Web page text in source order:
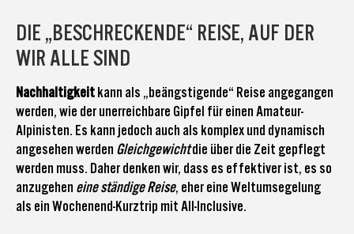
DIE „BESCHRECKENDE“ REISE, AUF DER
WIR ALLE SIND
Nachhaltigkeitkann als „beängstigende“ Reise angegangen
werden, wie der unerreichbare Gipfel für einen Amateur-
Alpinisten. Es kann jedoch auch als komplex und dynamisch
angesehen werden Gleichgewichtdie über die Zeit gepflegt
werden muss. Daher denken wir, dass es effektiver ist, es so
anzugehen eine ständige Reise, eher eine Weltumsegelung
als ein Wochenend-Kurztrip mit All-Inclusive.